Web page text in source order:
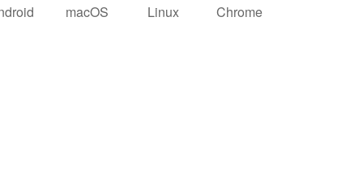
macOS Linux Chrome